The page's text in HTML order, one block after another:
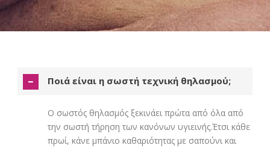
Ποιά είναι η σωστή τεχνική θηλασμού;
Ο σωστός θηλασμός ξεκινάει πρώτα από όλα από
την σωστή τήρηση των κανόνων υγιεινής.Έτσι κάθε
πρωί, κάνε μπάνιο καθαριότητας με σαπούνι και